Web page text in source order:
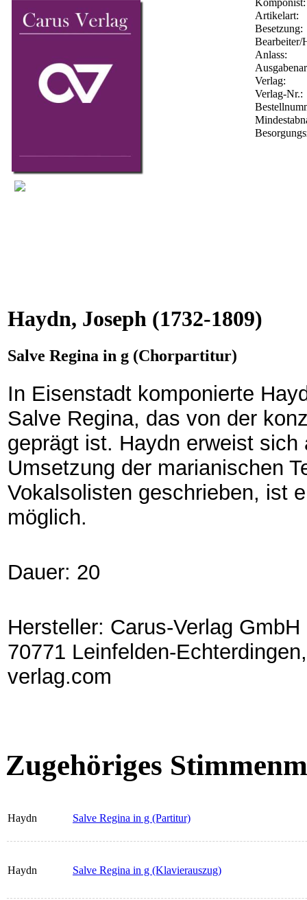
Artikelart:
Besetzung:
Bearbeiter/
Anlass:
Verlag:
Verlag-Nr.:
Haydn, Joseph (1732-1809)
Salve Regina in g (Chorpartitur)
In Eisenstadt komponierte
Salve Regina, das von der
geprägt ist. Haydn erweist
Umsetzung der marianischen
Vokalsolisten geschrieben, ist
möglich.
Dauer: 20
Hersteller: Carus-Verlag
70771 Leinfelden-
verlag.com
Zugehöriges
Haydn Salve Regina in g (Partitur)
Haydn Salve Regina in g (Klavierauszug)